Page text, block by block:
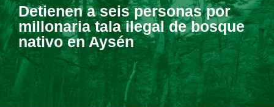
Detienen a seis personas por
millonaria tala ilegal de bosque
nativo en Aysén